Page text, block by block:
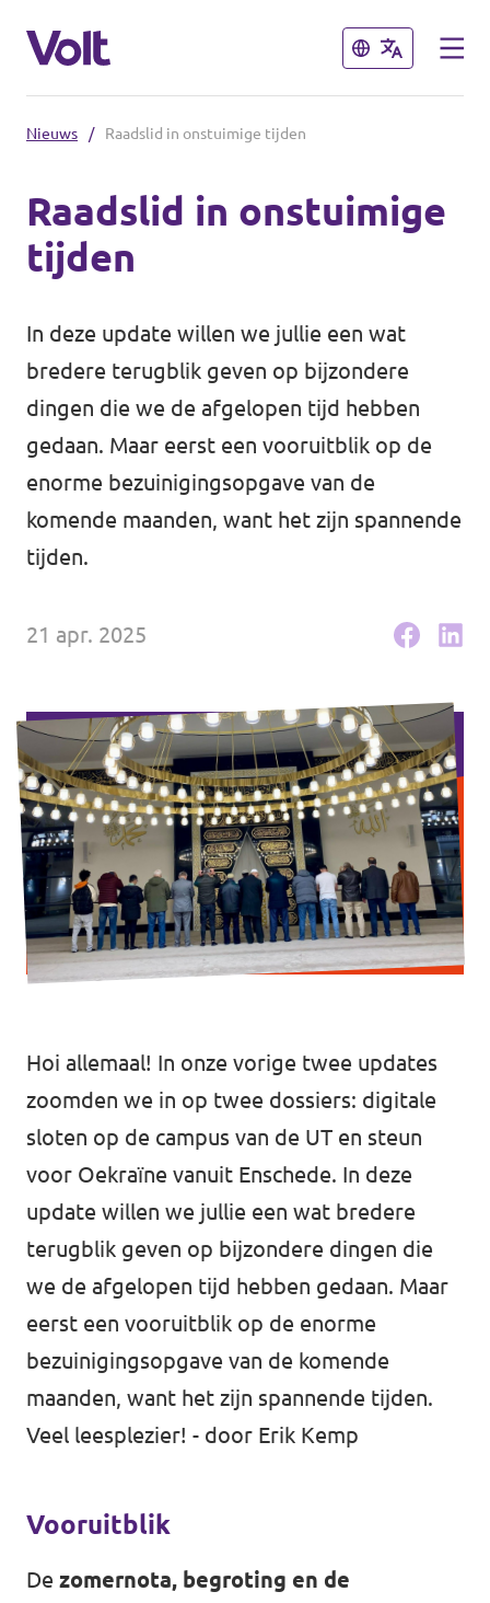
Sluiten
Volt Almelo
Volt Deventer
Volt Enschede
Volt Hengelo
Volt Zwolle
Sluiten
Standpunten
Over Volt
Mensen
Agenda
Gemeenteraadsverkiezingen 2026
Doneer
Voor leden
Vacatures
Almelo
Hengelo
Zwolle
Nieuws / Raadslid in onstuimige tijden
Raadslid in onstuimige
tijden
In deze update willen we jullie een wat
bredere terugblik geven op bijzondere
dingen die we de afgelopen tijd hebben
gedaan. Maar eerst een vooruitblik op de
enorme bezuinigingsopgave van de
komende maanden, want het zijn spannende
tijden.
21 apr. 2025
Hoi allemaal! In onze vorige twee updates
zoomden we in op twee dossiers: digitale
sloten op de campus van de UT en steun
voor Oekraïne vanuit Enschede. In deze
update willen we jullie een wat bredere
terugblik geven op bijzondere dingen die
we de afgelopen tijd hebben gedaan. Maar
eerst een vooruitblik op de enorme
bezuinigingsopgave van de komende
maanden, want het zijn spannende tijden.
Veel leesplezier! - door Erik Kemp
Vooruitblik
De zomernota, begroting en de